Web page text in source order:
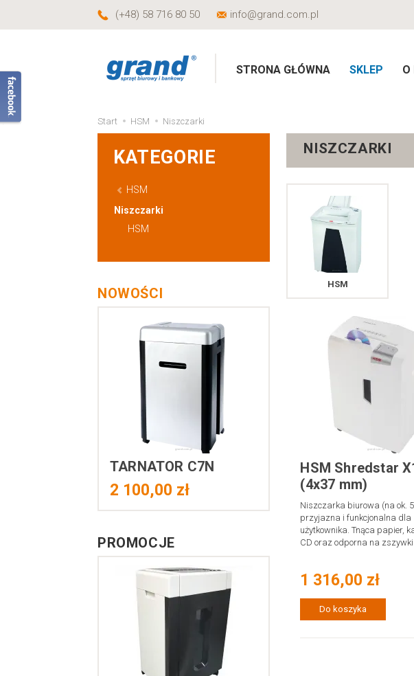
(+48) 58 716 80 50 info@grand.com.pl
STRONA GŁÓWNA SKLEP O
Start HSM Niszczarki
NISZCZARKI
HSM
HSM Shredstar
(4x37 mm)
Niszczarka biurowa (na ok.
przyjazna i funkcjonalna dla
użytkownika. Tnąca papier,
CD oraz odporna na
1 316,00 zł
Do koszyka
KATEGORIE
HSM
Niszczarki
HSM
NOWOŚCI
TARNATOR C7N
2 100,00 zł
PROMOCJE